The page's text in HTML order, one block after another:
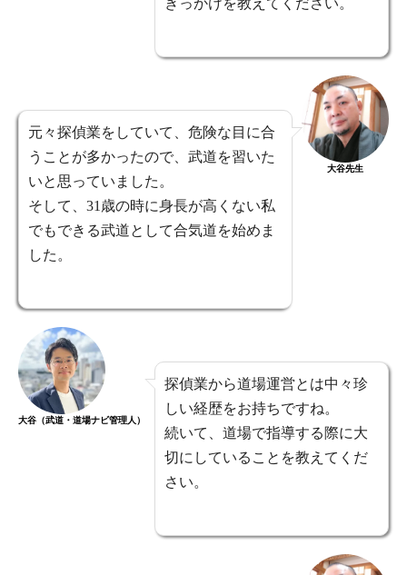
元々探偵業をしていて、危険な目に合
うことが多かったので、武道を習いた
いと思っていました。
そして、31歳の時に身長が高くない私
でもできる武道として合気道を始めま
した。
大谷先生
大谷（武道・道場ナビ管理人）
探偵業から道場運営とは中々珍
しい経歴をお持ちですね。
続いて、道場で指導する際に大
切にしていることを教えてくだ
さい。